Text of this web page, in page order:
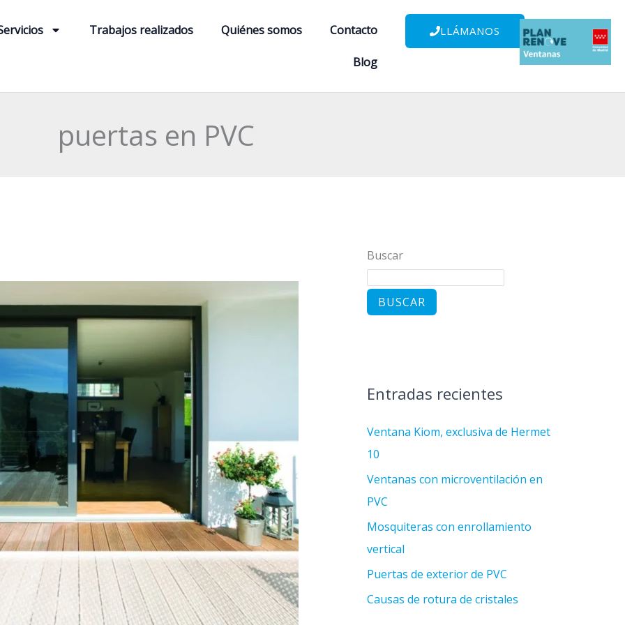
Trabajos realizados Quiénes somos Contacto
Blog
LLÁMANOS
puertas en PVC
Buscar
BUSCAR
Entradas recientes
Ventana Kiom, exclusiva de Hermet
10
Ventanas con microventilación en
PVC
Mosquiteras con enrollamiento
vertical
Puertas de exterior de PVC
Causas de rotura de cristales